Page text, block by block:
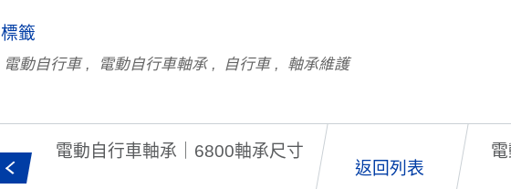
標籤
電動自行車 電動自行車軸承 自行車 軸承維護
電動自行車軸承｜6800軸承尺寸
返回列表